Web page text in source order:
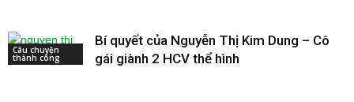
Câu chuyện
thành công
Bí quyết của Nguyễn Thị Kim Dung – Cô
gái giành 2 HCV thể hình